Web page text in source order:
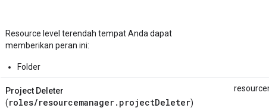
Resource level terendah tempat Anda dapat
memberikan peran ini:
Folder
Project Deleter
(roles/resourcemanager.projectDeleter)